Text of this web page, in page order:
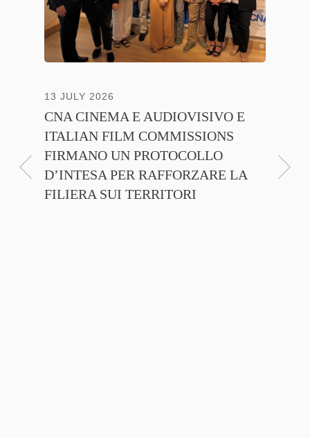
13 JULY 2026
CNA CINEMA E AUDIOVISIVO E
ITALIAN FILM COMMISSIONS
FIRMANO UN PROTOCOLLO
D’INTESA PER RAFFORZARE LA
FILIERA SUI TERRITORI